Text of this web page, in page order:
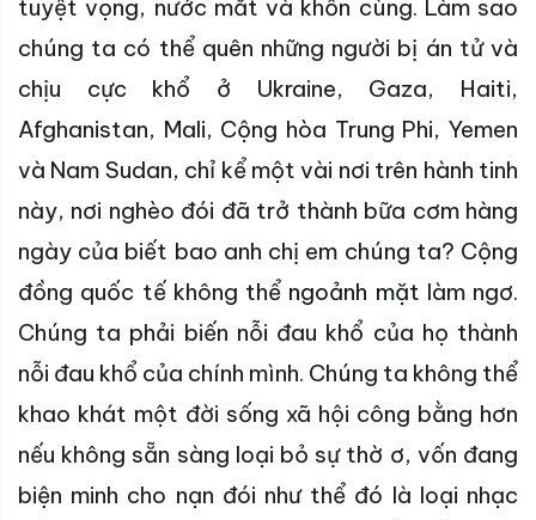
tuyệt vọng, nước mắt và khốn cùng. Làm sao
chúng ta có thể quên những người bị án tử và
chịu cực khổ ở Ukraine, Gaza, Haiti,
Afghanistan, Mali, Cộng hòa Trung Phi, Yemen
và Nam Sudan, chỉ kể một vài nơi trên hành tinh
này, nơi nghèo đói đã trở thành bữa cơm hàng
ngày của biết bao anh chị em chúng ta? Cộng
đồng quốc tế không thể ngoảnh mặt làm ngơ.
Chúng ta phải biến nỗi đau khổ của họ thành
nỗi đau khổ của chính mình. Chúng ta không thể
khao khát một đời sống xã hội công bằng hơn
nếu không sẵn sàng loại bỏ sự thờ ơ, vốn đang
biện minh cho nạn đói như thể đó là loại nhạc